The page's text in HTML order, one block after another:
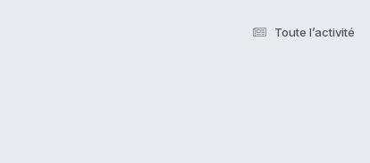
Toute l’activité